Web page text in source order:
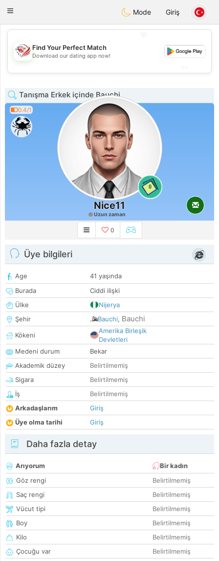
Dating
Toggle
Mode Giriş
💖
💕
Find Your Perfect Match
Download our dating app now!
Tanışma Erkek içinde Bauchi
0.4/1
0
Nice11
Uzun zaman
0
Üye bilgileri
Age
41 yaşında
Burada
Ciddi ilişki
Ülke
Nijerya
Şehir
Bauchi, Bauchi
Kökeni
Amerika Birleşik
Devletleri
Medeni durum
Bekar
Akademik düzey
Belirtilmemiş
Sigara
Belirtilmemiş
İş
Belirtilmemiş
Arkadaşlarım
Giriş
Üye olma tarihi
Giriş
Daha fazla detay
Arıyorum
Bir kadın
Göz rengi
Belirtilmemiş
Saç rengi
Belirtilmemiş
Vücut tipi
Belirtilmemiş
Boy
Belirtilmemiş
Kilo
Belirtilmemiş
Çocuğu var
Belirtilmemiş